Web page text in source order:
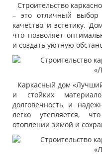
Строительство
– это отличный выбор
качество и эстетику.
что позволяет
и создать уютную
Каркасный дом
и стойких
долговечность и
легко утепляется,
отоплении зимой и